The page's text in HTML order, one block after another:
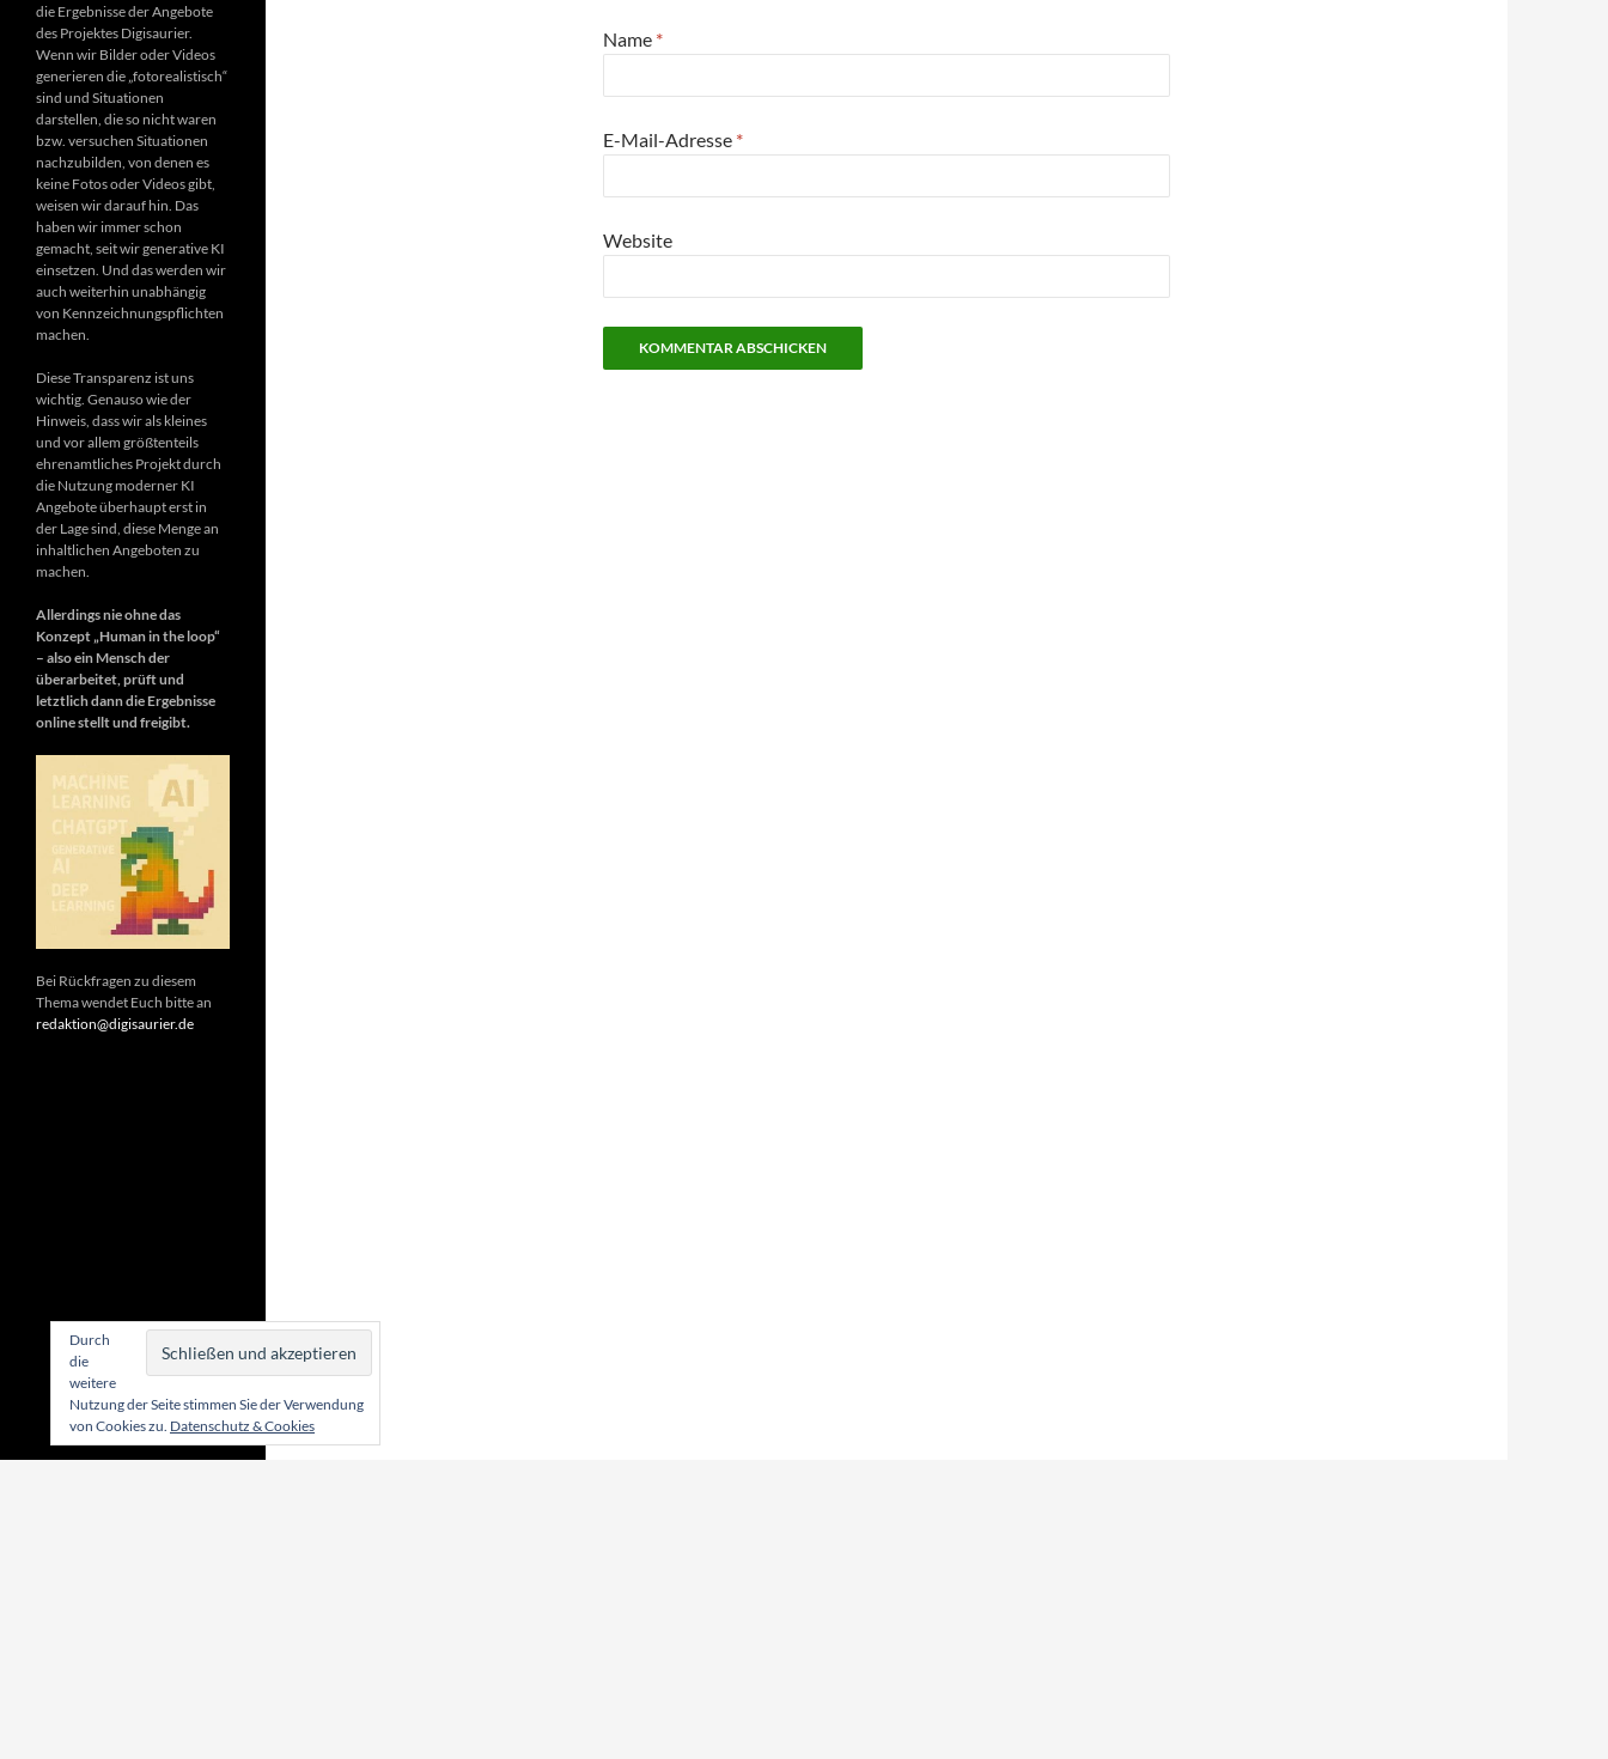
Name *
E-Mail-Adresse *
Website
die Ergebnisse der Angebote
des Projektes Digisaurier.
Wenn wir Bilder oder Videos
generieren die „fotorealistisch“
sind und Situationen
darstellen, die so nicht waren
bzw. versuchen Situationen
nachzubilden, von denen es
keine Fotos oder Videos gibt,
weisen wir darauf hin. Das
haben wir immer schon
gemacht, seit wir generative KI
einsetzen. Und das werden wir
auch weiterhin unabhängig
von Kennzeichnungspflichten
machen.
Diese Transparenz ist uns
wichtig. Genauso wie der
Hinweis, dass wir als kleines
und vor allem größtenteils
ehrenamtliches Projekt durch
die Nutzung moderner KI
Angebote überhaupt erst in
der Lage sind, diese Menge an
inhaltlichen Angeboten zu
machen.
Allerdings nie ohne das
Konzept „Human in the loop“
– also ein Mensch der
überarbeitet, prüft und
letztlich dann die Ergebnisse
online stellt und freigibt.
Bei Rückfragen zu diesem
Thema wendet Euch bitte an
redaktion@digisaurier.de
Durch
die
weitere
Nutzung der Seite stimmen Sie der Verwendung
von Cookies zu. Datenschutz & Cookies